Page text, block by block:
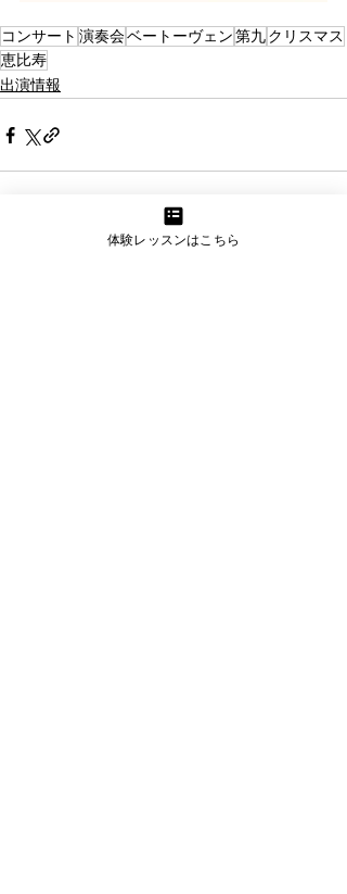
コンサート 演奏会ベートーヴェン第九クリスマス
恵比寿
出演情報
体験レッスンはこちら